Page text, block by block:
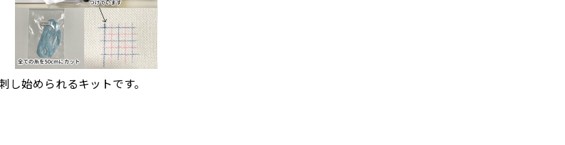
始められるキットです。